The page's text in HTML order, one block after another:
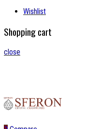
Wishlist
Shopping cart
close